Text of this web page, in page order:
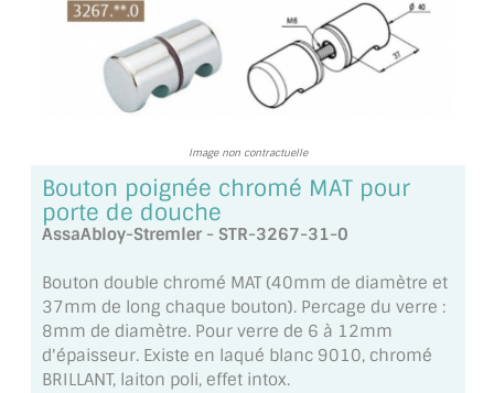
DEMANDE DE DEVIS
SUIVI DE DEVIS
SUIVI DE COMMANDE
TOUS LES TARIFS AU M2
GUIDE : CHOIX PAR UTILISATION
AMBIANCE LAITON BROSSÉ
MIROIRS VIEILLIS AMBIANCE BRASSERIE
Image non contractuelle
Bouton poignée chromé MAT pour
porte de douche
AssaAbloy-Stremler - STR-3267-31-0
Bouton double chromé MAT (40mm de diamètre et
37mm de long chaque bouton). Percage du verre :
8mm de diamètre. Pour verre de 6 à 12mm
d'épaisseur. Existe en laqué blanc 9010, chromé
BRILLANT, laiton poli, effet intox.